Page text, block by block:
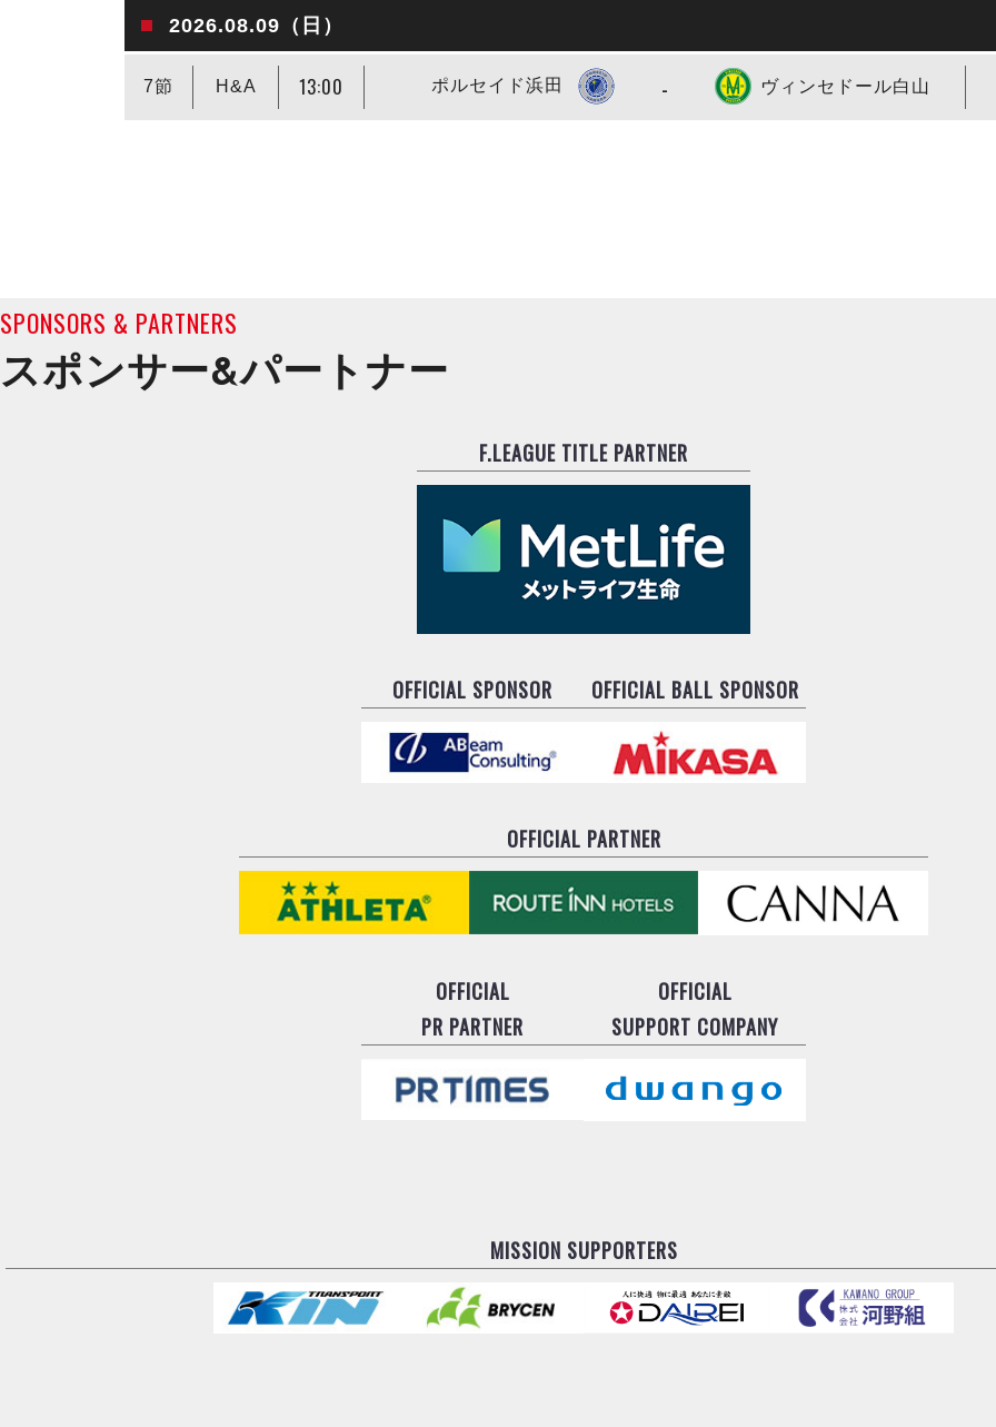
2026.08.09（日）
7節 H&A 13:00 ポルセイド浜田 - ヴィンセドール白山
SPONSORS & PARTNERS
スポンサー&パートナー
F.LEAGUE TITLE PARTNER
OFFICIAL SPONSOR OFFICIAL BALL SPONSOR
OFFICIAL PARTNER
OFFICIAL
PR PARTNER
OFFICIAL
SUPPORT COMPANY
MISSION SUPPORTERS